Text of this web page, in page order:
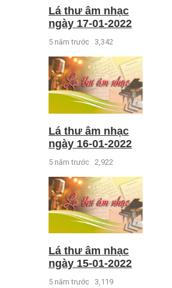
Lá thư âm nhạc
ngày 17-01-2022
5 năm trước 3,342
Lá thư âm nhạc
ngày 16-01-2022
5 năm trước 2,922
Lá thư âm nhạc
ngày 15-01-2022
5 năm trước 3,119